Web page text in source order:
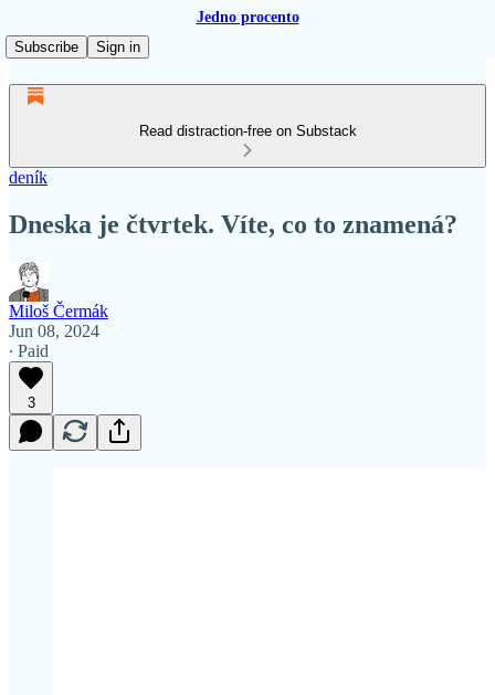
Jedno procento
Subscribe
Sign in
Read distraction-free on Substack
deník
Dneska je čtvrtek. Víte, co to znamená?
Miloš Čermák
Jun 08, 2024
∙ Paid
3